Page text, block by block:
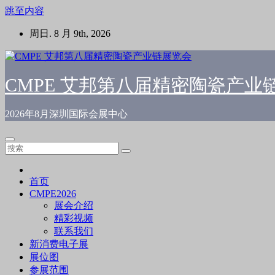
跳至内容
周日. 8 月 9th, 2026
CMPE 艾邦第八届精密陶瓷产业
2026年8月深圳国际会展中心
首页
CMPE2026
展会介绍
精彩视频
联系我们
新消费电子展
展位图
参展范围